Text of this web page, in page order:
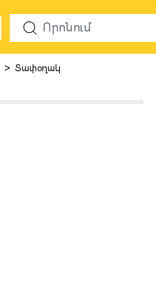
> Տափօղակ